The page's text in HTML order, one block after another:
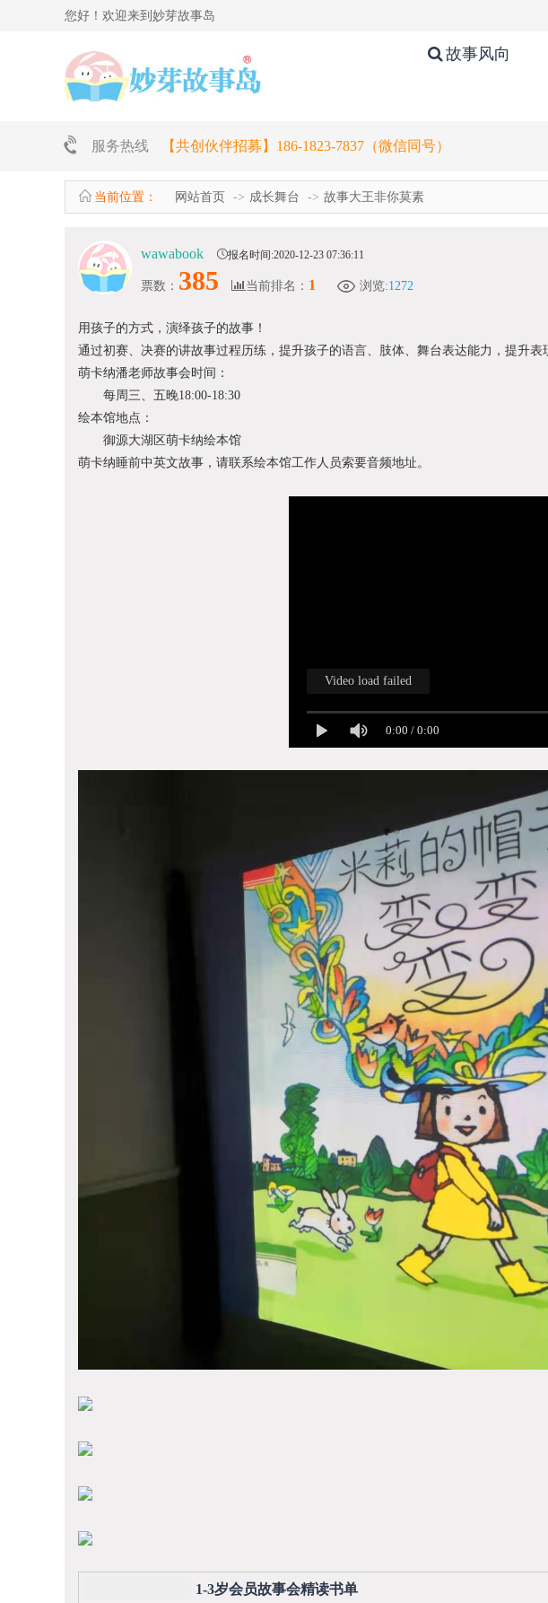
您好！欢迎来到妙芽故事岛
故事风向
服务热线 【共创伙伴招募】186-1823-7837（微信同号）
当前位置： 网站首页 成长舞台 故事大王非你莫素
wawabook 报名时间:2020-12-23 07:36:11
票数： 385 当前排名： 1 浏览:1272
用孩子的方式，演绎孩子的故事！
通过初赛、决赛的讲故事过程历练，提升孩子的语言、肢体、舞台表达能力，提升表
萌卡纳潘老师故事会时间：
每周三、五晚18:00-18:30
绘本馆地点：
御源大湖区萌卡纳绘本馆
萌卡纳睡前中英文故事，请联系绘本馆工作人员索要音频地址。
0:00 / 0:00
Video load failed
1-3岁会员故事会精读书单